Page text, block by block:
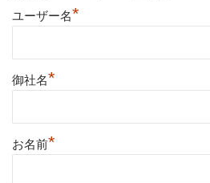
ユーザー名*
御社名*
お名前*